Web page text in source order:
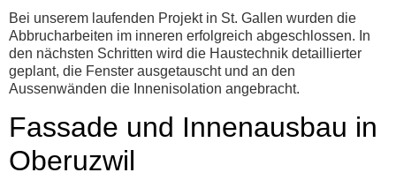
Bei unserem laufenden Projekt in St. Gallen wurden die
Abbrucharbeiten im inneren erfolgreich abgeschlossen. In
den nächsten Schritten wird die Haustechnik detaillierter
geplant, die Fenster ausgetauscht und an den
Aussenwänden die Innenisolation angebracht.
Fassade und Innenausbau in
Oberuzwil